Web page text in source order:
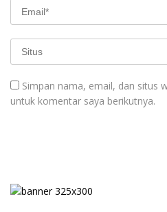
Simpan nama, email, dan situs
untuk komentar saya berikutnya.